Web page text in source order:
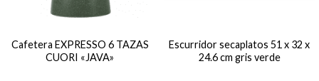
Cafetera EXPRESSO 6 TAZAS
CUORI «JAVA»
Escurridor secaplatos 51 x 32 x
24.6 cm gris verde